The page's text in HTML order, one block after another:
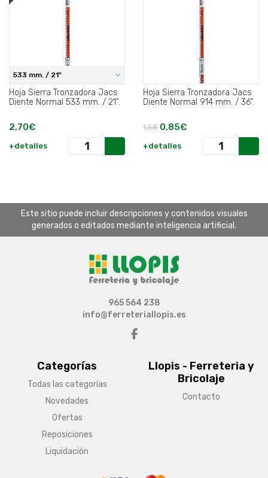
533 mm. / 21"
Hoja Sierra Tronzadora Jacs
Diente Normal 533 mm. / 21".
2,70€
+detalles
Hoja Sierra Tronzadora Jacs
Diente Normal 914 mm. / 36".
1,58 0,85€
+detalles
Este sitio puede incluir descripciones y contenidos visuales
generados o editados mediante inteligencia artificial.
Categorías
Todas las categorías
Novedades
Ofertas
Reposiciones
Liquidación
Llopis - Ferreteria y
Bricolaje
Contacto
965 564 238
info@ferreteriallopis.es